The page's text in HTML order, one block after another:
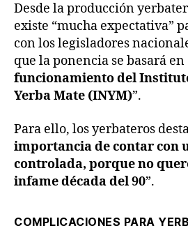
Desde la producción
existe “mucha expectativa”
con los legisladores
que la ponencia se basará en
funcionamiento del
Yerba Mate (INYM)”.
Para ello, los yerbateros
importancia de contar con
controlada, porque no
infame década del 90”.
COMPLICACIONES PARA